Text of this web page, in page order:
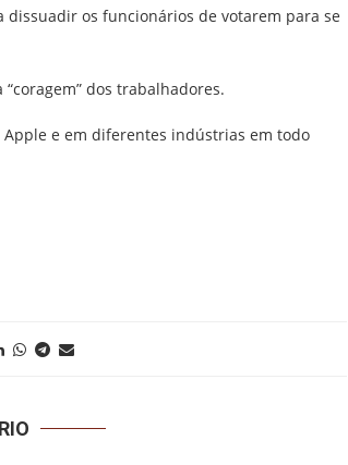
dissuadir os funcionários de votarem para se
dos trabalhadores.
e em diferentes indústrias em todo